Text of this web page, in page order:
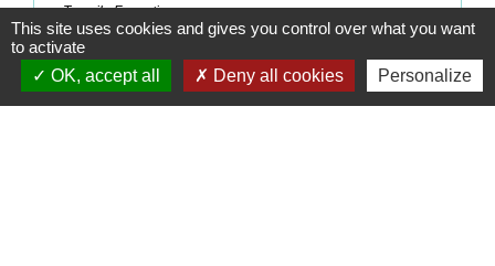
Travail - Formation
Congé de formation d'un salarié membre du CSE
Travail - Formation
This site uses cookies and gives you control over what you want
to activate
OK, accept all
Deny all cookies Personalize